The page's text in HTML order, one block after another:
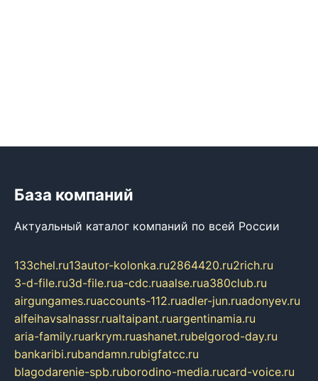
База компаний
Актуальный каталог компаний по всей России
133chel.ru13autor-kolonka.ru2864420.ru2rich.ru
3-d-file.ru3d-file.rua-cdc.ruaalse.rua380club.ru
airgungames.ruaccounts-112.ruadler-jun.ruadonyev.ru
alfeihavsalnassr.rualtaipant.ruargentinamia.ru
aria-family.ruarkrym.ruashanet.rubelgorod-day.ru
bankaribi.rubandamn.rubigfatcc.ru
blagodarenie-spb.ruborodino-media.rucard-voice.ru